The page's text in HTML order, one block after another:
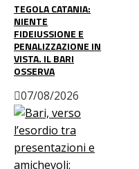
TEGOLA CATANIA:
NIENTE
FIDEIUSSIONE E
PENALIZZAZIONE IN
VISTA. IL BARI
OSSERVA
07/08/2026